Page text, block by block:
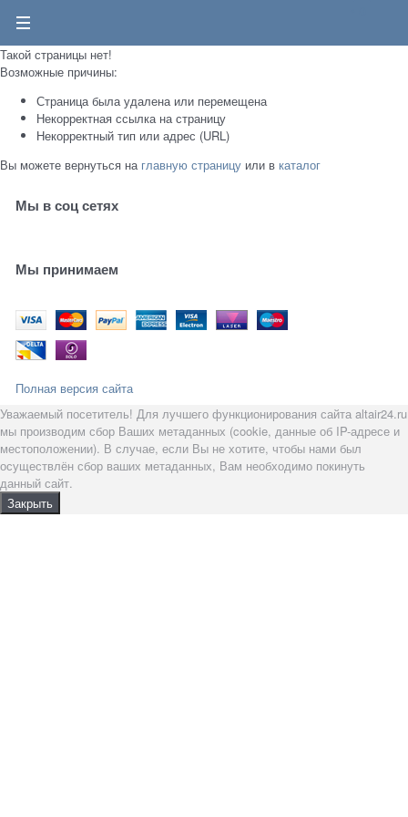
Такой страницы нет!
Возможные причины:
Страница была удалена или перемещена
Некорректная ссылка на страницу
Некорректный тип или адрес (URL)
Вы можете вернуться на главную страницу или в каталог
Мы в соц сетях
Мы принимаем
Полная версия сайта
Уважаемый посетитель! Для лучшего функционирования сайта altair24.ru
мы производим сбор Ваших метаданных (cookie, данные об IP-адресе и
местоположении). В случае, если Вы не хотите, чтобы нами был
осуществлён сбор ваших метаданных, Вам необходимо покинуть
данный сайт.
Закрыть